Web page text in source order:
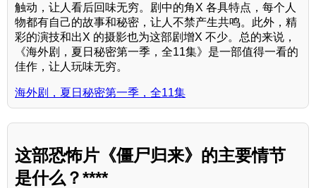
触动，让人看后回味无穷。剧中的角X 各具特点，每个人
物都有自己的故事和秘密，让人不禁产生共鸣。此外，精
彩的演技和出X 的摄影也为这部剧增X 不少。总的来说，
《海外剧，夏日秘密第一季，全11集》是一部值得一看的
佳作，让人玩味无穷。
海外剧，夏日秘密第一季，全11集
这部恐怖片《僵尸归来》的主要情节
是什么？****